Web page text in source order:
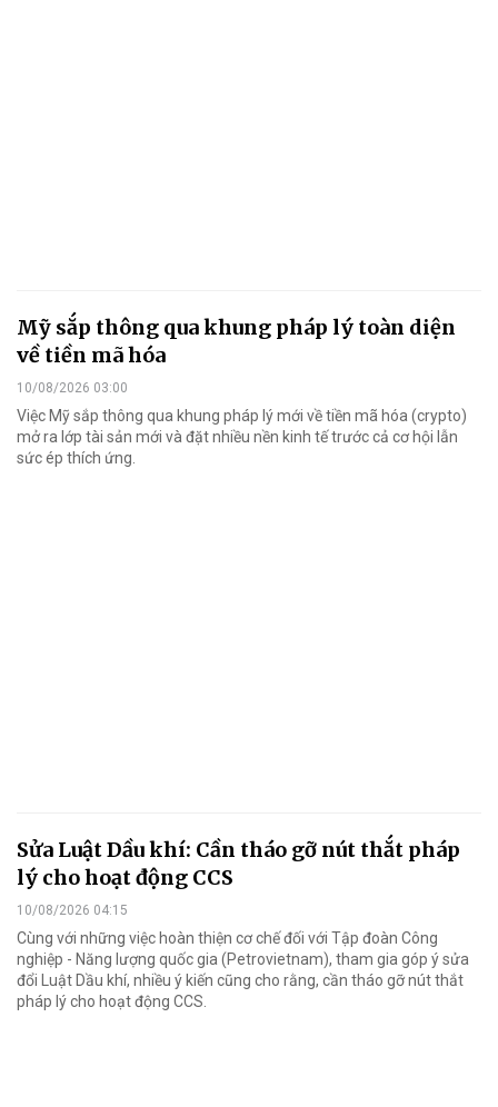
Mỹ sắp thông qua khung pháp lý toàn diện
về tiền mã hóa
10/08/2026 03:00
Việc Mỹ sắp thông qua khung pháp lý mới về tiền mã hóa (crypto)
mở ra lớp tài sản mới và đặt nhiều nền kinh tế trước cả cơ hội lẫn
sức ép thích ứng.
Sửa Luật Dầu khí: Cần tháo gỡ nút thắt pháp
lý cho hoạt động CCS
10/08/2026 04:15
Cùng với những việc hoàn thiện cơ chế đối với Tập đoàn Công
nghiệp - Năng lượng quốc gia (Petrovietnam), tham gia góp ý sửa
đổi Luật Dầu khí, nhiều ý kiến cũng cho rằng, cần tháo gỡ nút thắt
pháp lý cho hoạt động CCS.